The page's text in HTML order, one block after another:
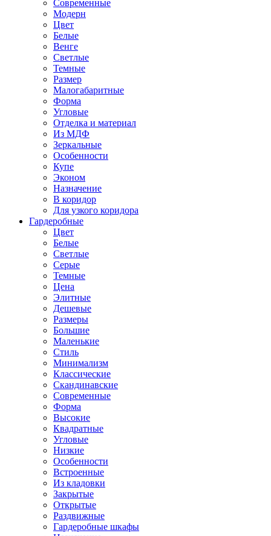
Современные
Модерн
Цвет
Белые
Венге
Светлые
Темные
Размер
Малогабаритные
Форма
Угловые
Отделка и материал
Из МДФ
Зеркальные
Особенности
Купе
Эконом
Назначение
В коридор
Для узкого коридора
Гардеробные
Цвет
Белые
Светлые
Серые
Темные
Цена
Элитные
Дешевые
Размеры
Большие
Маленькие
Стиль
Минимализм
Классические
Скандинавские
Современные
Форма
Высокие
Квадратные
Угловые
Низкие
Особенности
Встроенные
Из кладовки
Закрытые
Открытые
Раздвижные
Гардеробные шкафы